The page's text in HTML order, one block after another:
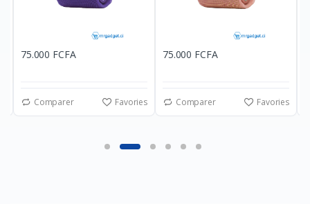
75.000 FCFA
Comparer Favories
75.000 FCFA
Comparer Favories